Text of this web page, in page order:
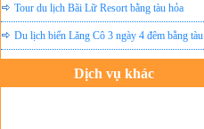
Tour du lịch Bãi Lữ Resort bằng tàu hỏa
Du lịch biển Lăng Cô 3 ngày 4 đêm bằng tàu
Dịch vụ khác